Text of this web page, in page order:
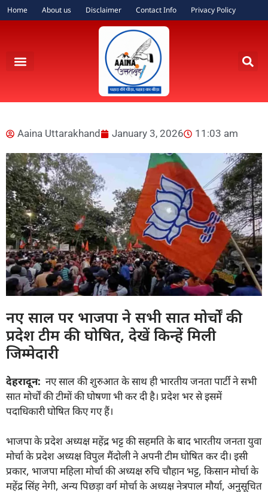
Home About us Disclaimer Contact Info Privacy Policy
Aaina Uttarakhand January 3, 2026 11:03 am
नए साल पर भाजपा ने सभी सात मोर्चों की
प्रदेश टीम की घोषित, देखें किन्हें मिली
जिम्मेदारी
देहरादून: नए साल की शुरुआत के साथ ही भारतीय जनता पार्टी ने सभी
सात मोर्चों की टीमों की घोषणा भी कर दी है। प्रदेश भर से इसमें
पदाधिकारी घोषित किए गए हैं।
भाजपा के प्रदेश अध्यक्ष महेंद्र भट्ट की सहमति के बाद भारतीय जनता युवा
मोर्चा के प्रदेश अध्यक्ष विपुल मैंदोली ने अपनी टीम घोषित कर दी। इसी
प्रकार, भाजपा महिला मोर्चा की अध्यक्ष रुचि चौहान भट्ट, किसान मोर्चा के
महेंद्र सिंह नेगी, अन्य पिछड़ा वर्ग मोर्चा के अध्यक्ष नेत्रपाल मौर्या, अनुसूचित